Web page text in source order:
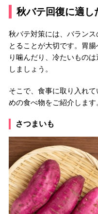
秋バテ回復に適し
秋バテ対策には、バラン
とることが大切です。胃
り噛んだり、冷たいもの
しましょう。
そこで、食事に取り入れ
めの食べ物をご紹介します
さつまいも